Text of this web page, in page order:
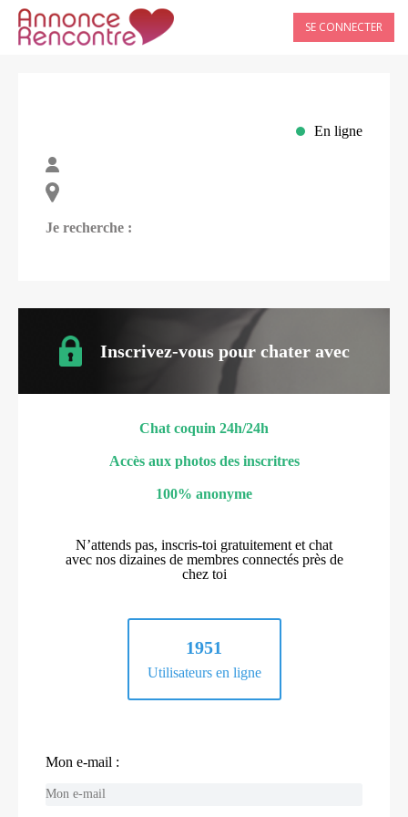
SE CONNECTER
En ligne
Je recherche :
Inscrivez-vous pour chater avec
Chat coquin 24h/24h
Accès aux photos des inscritres
100% anonyme
N’attends pas, inscris-toi gratuitement et chat
avec nos dizaines de membres connectés près de
chez toi
1951
Utilisateurs en ligne
Mon e-mail :